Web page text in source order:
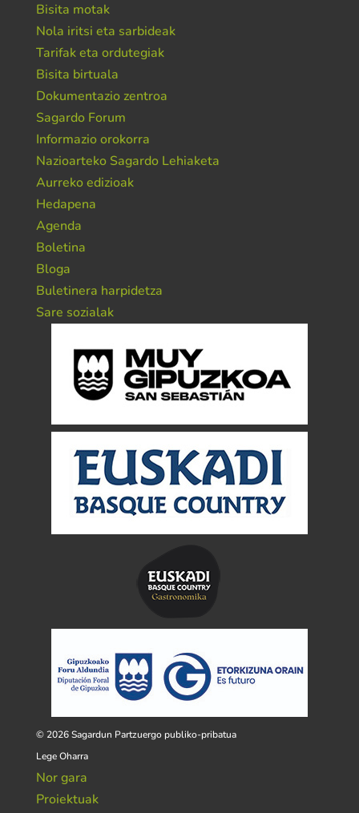
Bisita motak
Nola iritsi eta sarbideak
Tarifak eta ordutegiak
Bisita birtuala
Dokumentazio zentroa
Sagardo Forum
Informazio orokorra
Nazioarteko Sagardo Lehiaketa
Aurreko edizioak
Hedapena
Agenda
Boletina
Bloga
Buletinera harpidetza
Sare sozialak
© 2026 Sagardun Partzuergo publiko-pribatua
Lege Oharra
Nor gara
Proiektuak